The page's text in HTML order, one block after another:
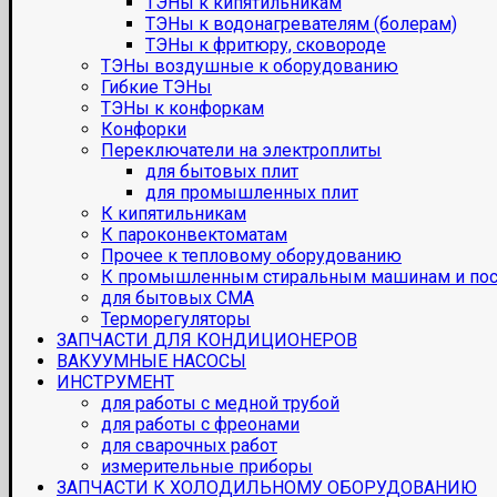
ТЭНы к водонагревателям (болерам)
ТЭНы к фритюру, сковороде
ТЭНы воздушные к оборудованию
Гибкие ТЭНы
ТЭНы к конфоркам
Конфорки
Переключатели на электроплиты
для бытовых плит
для промышленных плит
К кипятильникам
К пароконвектоматам
Прочее к тепловому оборудованию
К промышленным стиральным машинам и
для бытовых СМА
Терморегуляторы
ЗАПЧАСТИ ДЛЯ КОНДИЦИОНЕРОВ
ВАКУУМНЫЕ НАСОСЫ
ИНСТРУМЕНТ
для работы с медной трубой
для работы с фреонами
для сварочных работ
измерительные приборы
ЗАПЧАСТИ К ХОЛОДИЛЬНОМУ ОБОРУДОВАНИЮ